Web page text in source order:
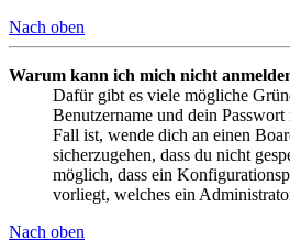
Nach oben
Warum kann ich mich nicht
Dafür gibt es viele mögliche
Benutzername und dein
Fall ist, wende dich an einen
sicherzugehen, dass du nicht
möglich, dass ein
vorliegt, welches ein
Nach oben